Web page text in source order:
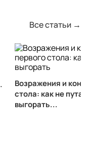
Все статьи →
Возражения и
стола: как не путать
выгорать...